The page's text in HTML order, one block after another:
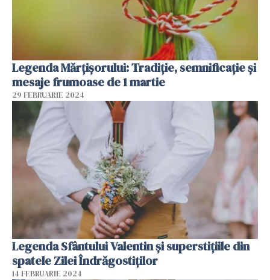
Legenda Mărțișorului: Tradiție, semnificație și
mesaje frumoase de 1 martie
29 FEBRUARIE 2024
Legenda Sfântului Valentin și superstițiile din
spatele Zilei Îndrăgostiților
14 FEBRUARIE 2024